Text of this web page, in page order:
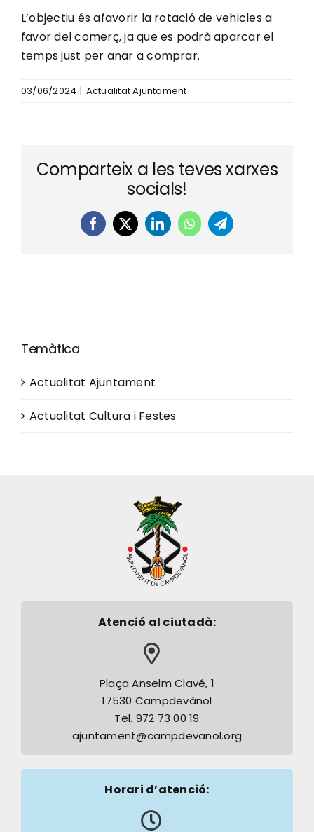
L’objectiu és afavorir la rotació de vehicles a
favor del comerç, ja que es podrà aparcar el
temps just per anar a comprar.
03/06/2024 | Actualitat Ajuntament
Comparteix a les teves xarxes
socials!
Facebook
X LinkedInWhatsAppTelegram
Temàtica
Actualitat Ajuntament
Actualitat Cultura i Festes
Atenció al ciutadà:
Plaça Anselm Clavé, 1
17530 Campdevànol
Tel. 972 73 00 19
ajuntament@campdevanol.org
Horari d’atenció: